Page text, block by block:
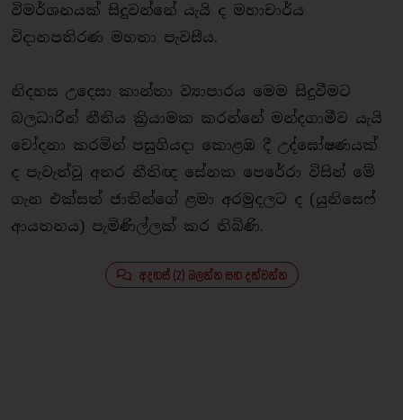
විමර්ශනයක් සිදුවන්නේ යැයි ද මහාචාර්ය
විදානපතිරණ මහතා පැවසීය.
නිදහස උදෙසා කාන්තා ව්‍යාපාරය මෙම සිදුවීමට
බලධාරින් නීතිය ක්‍රියාමක කරන්නේ මන්දගාමීව යැයි
චෝදනා කරමින් පසුගියදා කොළඹ දී උද්ඝෝෂණයක්
ද පැවැත්වූ අතර නීතිඥ සේනක පෙරේරා විසින් මේ
ගැන එක්සත් ජාතින්ගේ ළමා අරමුදලට ද (යුනිසෙෆ්
ආයතනය) පැමිණිල්ලක් කර තිබිණි.
අදහස් (2) බලන්න සහ දක්වන්න